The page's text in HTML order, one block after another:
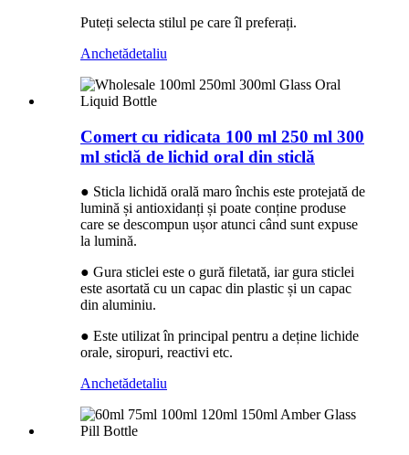
Puteți selecta stilul pe care îl preferați.
Anchetădetaliu
Comert cu ridicata 100 ml 250 ml 300
ml sticlă de lichid oral din sticlă
● Sticla lichidă orală maro închis este protejată de
lumină și antioxidanți și poate conține produse
care se descompun ușor atunci când sunt expuse
la lumină.
● Gura sticlei este o gură filetată, iar gura sticlei
este asortată cu un capac din plastic și un capac
din aluminiu.
● Este utilizat în principal pentru a deține lichide
orale, siropuri, reactivi etc.
Anchetădetaliu